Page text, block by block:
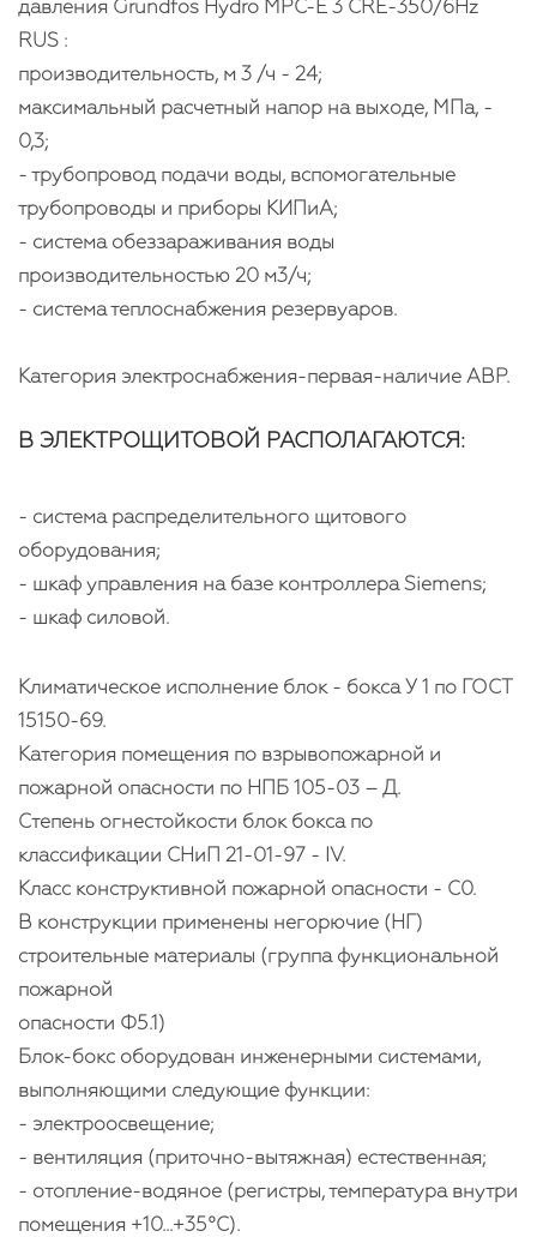
давления Grundfos Hydro MРС-Е 3 CRE-350/6Hz
RUS :
производительность, м 3 /ч - 24;
максимальный расчетный напор на выходе, МПа, -
0,3;
- трубопровод подачи воды, вспомогательные
трубопроводы и приборы КИПиА;
- система обеззараживания воды
производительностью 20 м3/ч;
- система теплоснабжения резервуаров.
Категория электроснабжения-первая-наличие АВР.
В ЭЛЕКТРОЩИТОВОЙ РАСПОЛАГАЮТСЯ:
- система распределительного щитового
оборудования;
- шкаф управления на базе контроллера Siemens;
- шкаф силовой.
Климатическое исполнение блок - бокса У 1 по ГОСТ
15150-69.
Категория помещения по взрывопожарной и
пожарной опасности по НПБ 105-03 – Д.
Степень огнестойкости блок бокса по
классификации СНиП 21-01-97 - IV.
Класс конструктивной пожарной опасности - С0.
В конструкции применены негорючие (НГ)
строительные материалы (группа функциональной
пожарной
опасности Ф5.1)
Блок-бокс оборудован инженерными системами,
выполняющими следующие функции:
- электроосвещение;
- вентиляция (приточно-вытяжная) естественная;
- отопление-водяное (регистры, температура внутри
помещения +10...+35°С).